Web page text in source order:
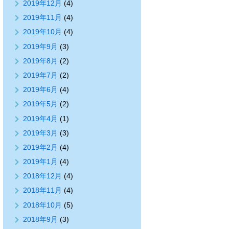
2019年12月 (4)
2019年11月 (4)
2019年10月 (4)
2019年9月 (3)
2019年8月 (2)
2019年7月 (2)
2019年6月 (4)
2019年5月 (2)
2019年4月 (1)
2019年3月 (3)
2019年2月 (4)
2019年1月 (4)
2018年12月 (4)
2018年11月 (4)
2018年10月 (5)
2018年9月 (3)